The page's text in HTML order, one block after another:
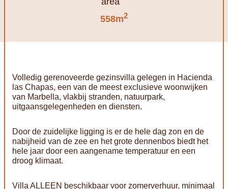
558m2
Volledig gerenoveerde gezinsvilla gelegen in Hacienda
las Chapas, een van de meest exclusieve woonwijken
van Marbella, vlakbij stranden, natuurpark,
uitgaansgelegenheden en diensten.
Door de zuidelijke ligging is er de hele dag zon en de
nabijheid van de zee en het grote dennenbos biedt het
hele jaar door een aangename temperatuur en een
droog klimaat.
Villa ALLEEN beschikbaar voor zomerverhuur, minimaal